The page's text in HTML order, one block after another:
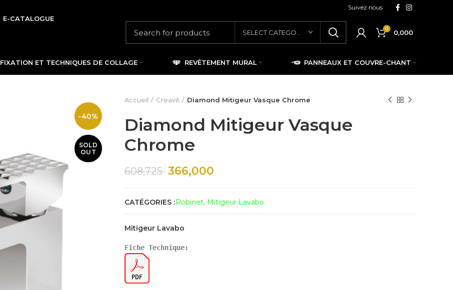
Suivez nous
E-CATALOGUE
0 0,000
FIXATION ET TECHNIQUES DE COLLAGE REVÊTEMENT MURAL PANNEAUX ET COUVRE-CHANT
-40%
SOLD
OUT
Accueil Creavit Diamond Mitigeur Vasque Chrome
Diamond Mitigeur Vasque
Chrome
608,725 366,000
CATÉGORIES :Robinet, Mitigeur Lavabo.
Mitigeur Lavabo
Fiche Technique: